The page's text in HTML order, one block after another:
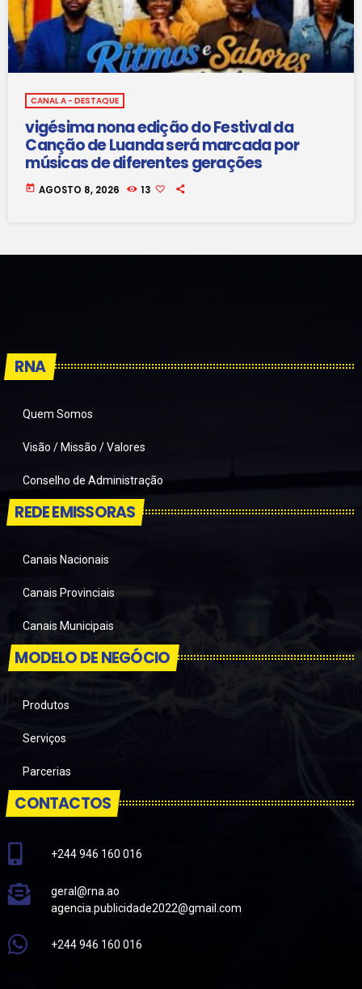
CANAL A - DESTAQUE
vigésima nona edição do Festival da
Canção de Luanda será marcada por
músicas de diferentes gerações
today AGOSTO 8, 2026 13
RNA
Quem Somos
Visão / Missão / Valores
Conselho de Administração
REDE EMISSORAS
Canais Nacionais
Canais Provinciais
Canais Municipais
MODELO DE NEGÓCIO
Produtos
Serviços
Parcerias
CONTACTOS
+244 946 160 016
geral@rna.ao
agencia.publicidade2022@gmail.com
+244 946 160 016